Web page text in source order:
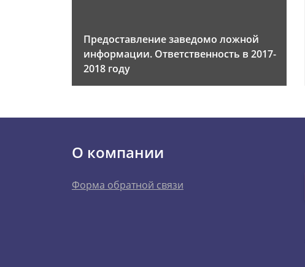
Предоставление заведомо ложной
информации. Ответственность в 2017-
2018 году
О компании
Форма обратной связи